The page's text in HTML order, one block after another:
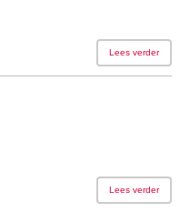
Lees verder
Lees verder